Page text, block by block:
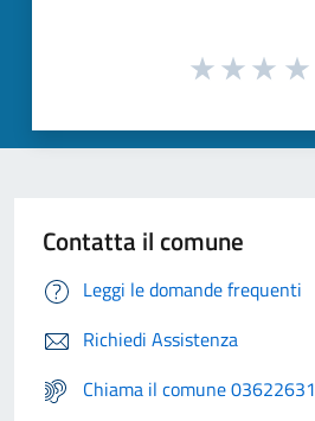
Contatta il comune
Leggi le domande frequenti
Richiedi Assistenza
Chiama il comune 03622631